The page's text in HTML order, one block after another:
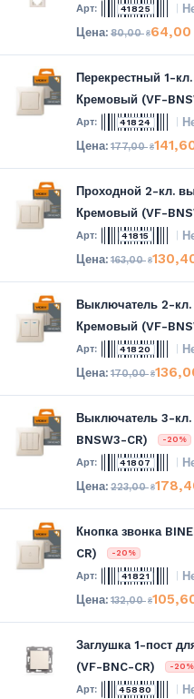
41825
80,00₴64,00
Перекрестный 1-
Кремовый (VF-
41824
177,00₴
Проходной 2-кл.
Кремовый (VF-
41815
163,00₴
Выключатель 2-кл.
Кремовый (VF-
41820
170,00₴
Выключатель 3-
BNSW3-CR)
-20%
41807
223,00₴
Кнопка звонка
CR)
-20%
41821
132,00₴
Заглушка 1-пост
(VF-BNC-CR)
-20%
45880